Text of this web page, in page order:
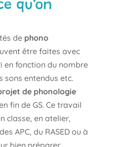
qu’on
de phono
être faites avec
en fonction du nombre
sons entendus etc.
de phonologie
fin de GS. Ce travail
classe, en atelier,
APC, du RASED ou à